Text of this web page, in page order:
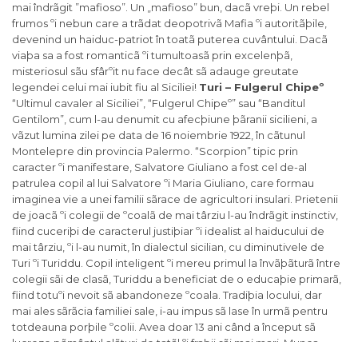
mai îndrãgit ”mafioso”. Un „mafioso” bun, dacã vreþi. Un rebel
frumos ºi nebun care a trãdat deopotrivã Mafia ºi autoritãþile,
devenind un haiduc-patriot în toatã puterea cuvântului. Dacã
viaþa sa a fost romanticã ºi tumultoasã prin excelenþã,
misteriosul sãu sfârºit nu face decât sã adauge greutate
legendei celui mai iubit fiu al Siciliei! Turi – Fulgerul Chipeº
“Ultimul cavaler al Siciliei”, “Fulgerul Chipeº” sau “Banditul
Gentilom”, cum l-au denumit cu afecþiune þãranii sicilieni, a
vãzut lumina zilei pe data de 16 noiembrie 1922, în cãtunul
Montelepre din provincia Palermo. “Scorpion” tipic prin
caracter ºi manifestare, Salvatore Giuliano a fost cel de-al
patrulea copil al lui Salvatore ºi Maria Giuliano, care formau
imaginea vie a unei familii sãrace de agricultori insulari. Prietenii
de joacã ºi colegii de ºcoalã de mai târziu l-au îndrãgit instinctiv,
fiind cuceriþi de caracterul justiþiar ºi idealist al haiducului de
mai târziu, ºi l-au numit, în dialectul sicilian, cu diminutivele de
Turi ºi Turiddu. Copil inteligent ºi mereu primul la învãþãturã între
colegii sãi de clasã, Turiddu a beneficiat de o educaþie primarã,
fiind totuºi nevoit sã abandoneze ºcoala. Tradiþia locului, dar
mai ales sãrãcia familiei sale, i-au impus sã lase în urmã pentru
totdeauna porþile ºcolii. Avea doar 13 ani când a început sã